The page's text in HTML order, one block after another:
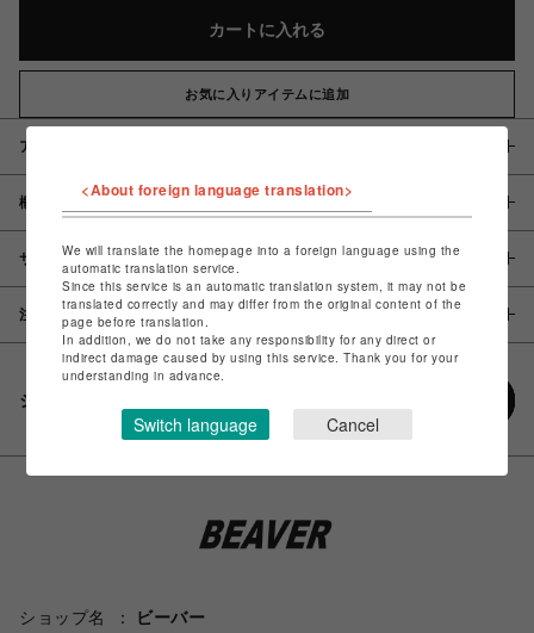
カートに入れる
お気に入りアイテムに追加
アイテム説明 / 素材
概要
サイズ
注意事項
シェアする
ショップ名
ビーバー
<About foreign language translation>
We will translate the homepage into a foreign language using the
automatic translation service.
Since this service is an automatic translation system, it may not be
translated correctly and may differ from the original content of the
page before translation.
In addition, we do not take any responsibility for any direct or
indirect damage caused by using this service. Thank you for your
understanding in advance.
Switch language Cancel